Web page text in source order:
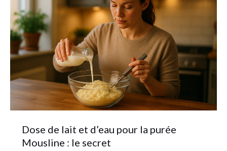
Dose de lait et d’eau pour la purée
Mousline : le secret
lait
et
d’eau
pour
purée
Mousline
secret